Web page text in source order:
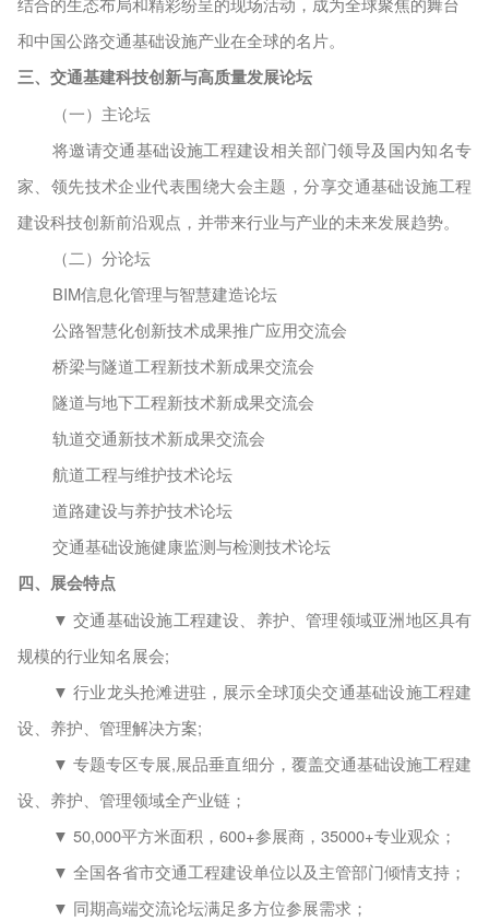
和中国公路交通基础设施产业在全球的名片。
三、交通基建科技创新与高质量发展论坛
（一）主论坛
将邀请交通基础设施工程建设相关部门领导及国内知名专
家、领先技术企业代表围绕大会主题，分享交通基础设施工程
建设科技创新前沿观点，并带来行业与产业的未来发展趋势。
（二）分论坛
BIM信息化管理与智慧建造论坛
公路智慧化创新技术成果推广应用交流会
桥梁与隧道工程新技术新成果交流会
隧道与地下工程新技术新成果交流会
轨道交通新技术新成果交流会
航道工程与维护技术论坛
道路建设与养护技术论坛
交通基础设施健康监测与检测技术论坛
四、展会特点
▼ 交通基础设施工程建设、养护、管理领域亚洲地区具有
规模的行业知名展会;
▼ 行业龙头抢滩进驻，展示全球顶尖交通基础设施工程建
设、养护、管理解决方案;
▼ 专题专区专展,展品垂直细分，覆盖交通基础设施工程建
设、养护、管理领域全产业链；
▼ 50,000平方米面积，600+参展商，35000+专业观众；
▼ 全国各省市交通工程建设单位以及主管部门倾情支持；
▼ 同期高端交流论坛满足多方位参展需求；